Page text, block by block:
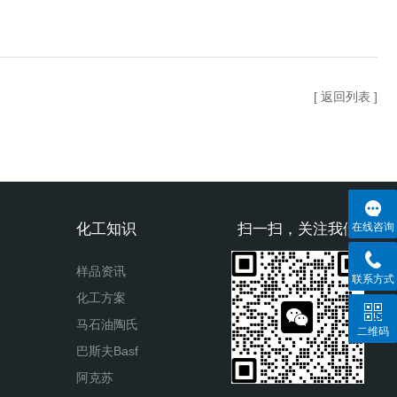
[ 返回列表 ]
扫一扫，关注我们
化工知识
样品资讯
化工方案
马石油陶氏
巴斯夫Basf
阿克苏
在线咨询
联系方式
二维码